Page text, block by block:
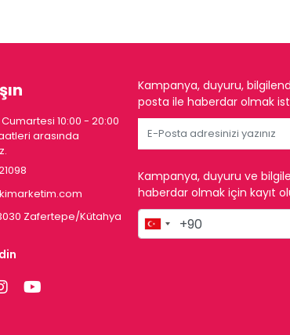
10:00 - 20:00
arasında
Zafertepe/Kütahya
Kampanya, duyuru,
posta ile haberdar olmak
Kampanya, duyuru ve
haberdar olmak için kayıt